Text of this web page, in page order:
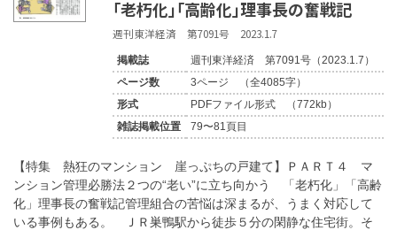
「老朽化」「高齢化」理事長の奮戦記
週刊東洋経済 第7091号 2023.1.7
掲載誌
週刊東洋経済 第7091号（2023.1.7）
ページ数
3ページ （全4085字）
形式
PDFファイル形式 （772kb）
雑誌掲載位置
79〜81頁目
【特集 熱狂のマンション 崖っぷちの戸建て】ＰＡＲＴ４ マ
ンション管理必勝法２つの“老い”に立ち向かう 「老朽化」「高齢
化」理事長の奮戦記管理組合の苦悩は深まるが、うまく対応して
いる事例もある。 ＪＲ巣鴨駅から徒歩５分の閑静な住宅街。そ